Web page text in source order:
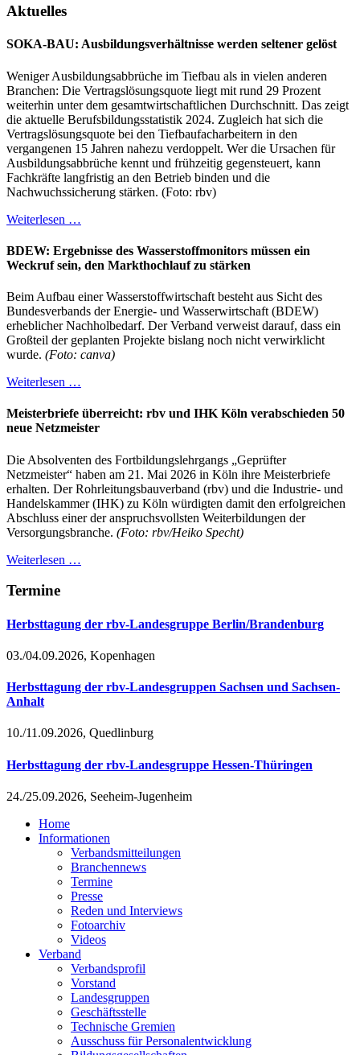
Aktuelles
SOKA-BAU: Ausbildungsverhältnisse werden seltener gelöst
Weniger Ausbildungsabbrüche im Tiefbau als in vielen anderen
Branchen: Die Vertragslösungsquote liegt mit rund 29 Prozent
weiterhin unter dem gesamtwirtschaftlichen Durchschnitt. Das zeigt
die aktuelle Berufsbildungsstatistik 2024. Zugleich hat sich die
Vertragslösungsquote bei den Tiefbaufacharbeitern in den
vergangenen 15 Jahren nahezu verdoppelt. Wer die Ursachen für
Ausbildungsabbrüche kennt und frühzeitig gegensteuert, kann
Fachkräfte langfristig an den Betrieb binden und die
Nachwuchssicherung stärken. (Foto: rbv)
Weiterlesen …
BDEW: Ergebnisse des Wasserstoffmonitors müssen ein
Weckruf sein, den Markthochlauf zu stärken
Beim Aufbau einer Wasserstoffwirtschaft besteht aus Sicht des
Bundesverbands der Energie- und Wasserwirtschaft (BDEW)
erheblicher Nachholbedarf. Der Verband verweist darauf, dass ein
Großteil der geplanten Projekte bislang noch nicht verwirklicht
wurde. (Foto: canva)
Weiterlesen …
Meisterbriefe überreicht: rbv und IHK Köln verabschieden 50
neue Netzmeister
Die Absolventen des Fortbildungslehrgangs „Geprüfter
Netzmeister“ haben am 21. Mai 2026 in Köln ihre Meisterbriefe
erhalten. Der Rohrleitungsbauverband (rbv) und die Industrie- und
Handelskammer (IHK) zu Köln würdigten damit den erfolgreichen
Abschluss einer der anspruchsvollsten Weiterbildungen der
Versorgungsbranche. (Foto: rbv/Heiko Specht)
Weiterlesen …
Termine
Herbsttagung der rbv-Landesgruppe Berlin/Brandenburg
03./04.09.2026, Kopenhagen
Herbsttagung der rbv-Landesgruppen Sachsen und Sachsen-
Anhalt
10./11.09.2026, Quedlinburg
Herbsttagung der rbv-Landesgruppe Hessen-Thüringen
24./25.09.2026, Seeheim-Jugenheim
Home
Informationen
Verbandsmitteilungen
Branchennews
Termine
Presse
Reden und Interviews
Fotoarchiv
Videos
Verband
Verbandsprofil
Vorstand
Landesgruppen
Geschäftsstelle
Technische Gremien
Ausschuss für Personalentwicklung